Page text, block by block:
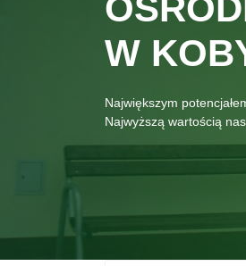
W
Największym
Najwyższą wartością